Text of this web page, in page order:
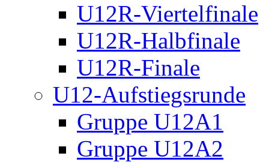
U12R-Viertelfinale
U12R-Halbfinale
U12R-Finale
U12-Aufstiegsrunde
Gruppe U12A1
Gruppe U12A2